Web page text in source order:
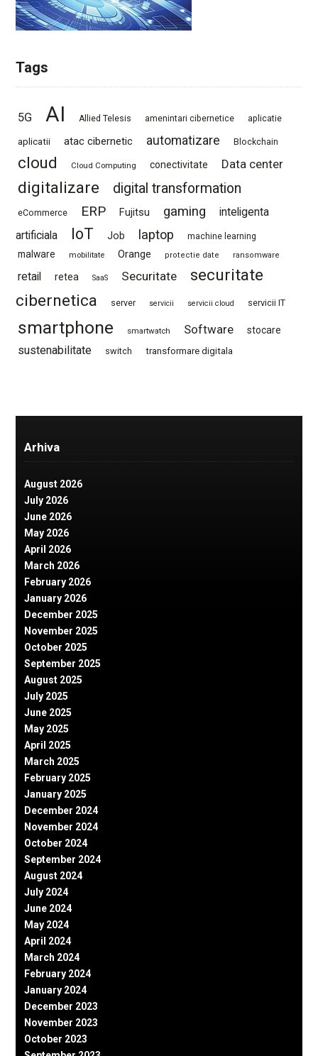
Tags
5G AI Allied Telesis amenintari cibernetice aplicatie
aplicatii atac cibernetic automatizare Blockchain
cloud Cloud Computing conectivitate Data center
digitalizare digital transformation
eCommerce ERP Fujitsu gaming
inteligenta
artificiala
IoT Job laptop machine learning
malware mobilitate Orange protectie date ransomware
retail retea SaaS Securitate
securitate
cibernetica
server servicii servicii cloud servicii IT
smartphone smartwatch Software stocare
sustenabilitate switch transformare digitala
Arhiva
August 2026
July 2026
June 2026
May 2026
April 2026
March 2026
February 2026
January 2026
December 2025
November 2025
October 2025
September 2025
August 2025
July 2025
June 2025
May 2025
April 2025
March 2025
February 2025
January 2025
December 2024
November 2024
October 2024
September 2024
August 2024
July 2024
June 2024
May 2024
April 2024
March 2024
February 2024
January 2024
December 2023
November 2023
October 2023